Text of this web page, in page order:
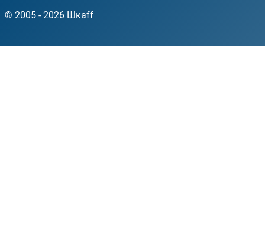
© 2005 - 2026 Шкаff